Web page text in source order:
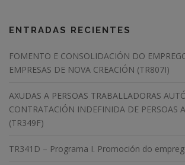
ENTRADAS RECIENTES
FOMENTO E CONSOLIDACIÓN DO
EMPRESAS DE NOVA CREACIÓN (TR807I)
AXUDAS A PERSOAS TRABALLADORAS
CONTRATACIÓN INDEFINIDA DE PERSOAS
(TR349F)
TR341D – Programa I. Promoción do